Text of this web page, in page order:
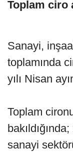
Toplam ciro
Sanayi,
toplamında
yılı Nisan
Toplam
sanayi